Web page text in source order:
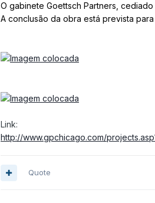
O gabinete Goettsch Partners,
A conclusão da obra está prevista para
Link:
http://www.gpchicago.com/
Quote